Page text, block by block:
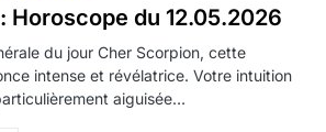
Horoscope du 12.05.2026
du jour Cher Scorpion, cette
intense et révélatrice. Votre intuition
aiguisée…